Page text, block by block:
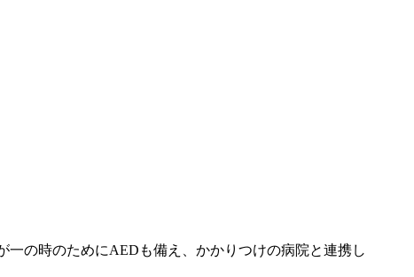
の時のためにAEDも備え、かかりつけの病院と連携し